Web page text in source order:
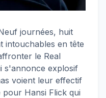
journées, huit
intouchables en tête
le Real
s'annonce explosif
voient leur effectif
Hansi Flick qui